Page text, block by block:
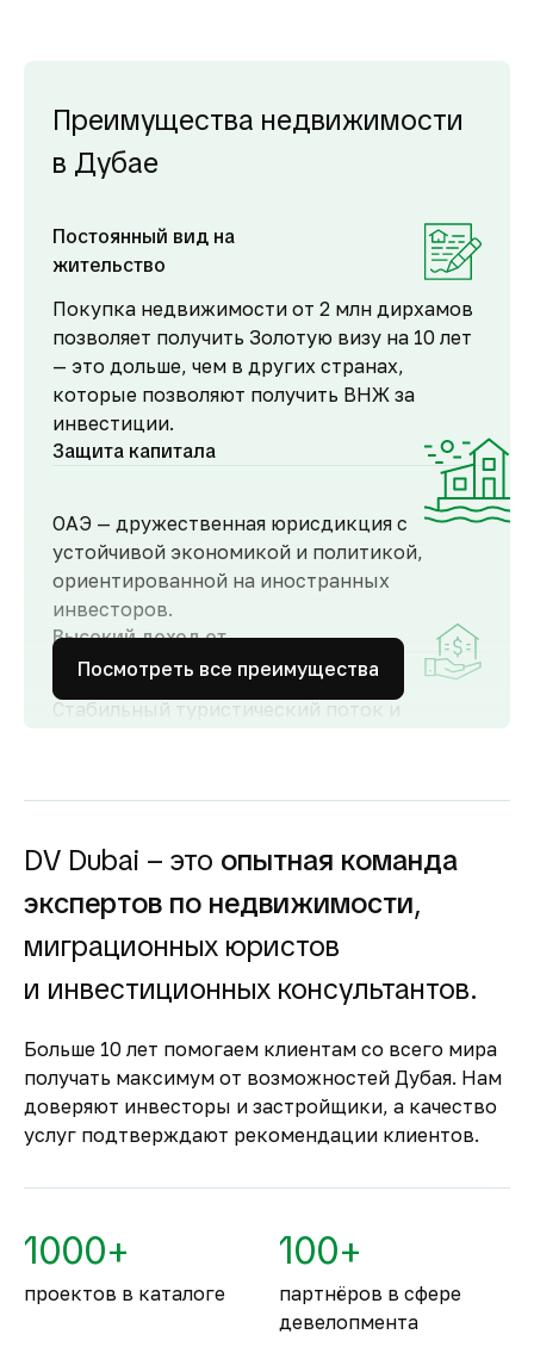
Преимущества недвижимости
в Дубае
Постоянный вид на
жительство
Покупка недвижимости от 2 млн дирхамов
позволяет получить Золотую визу на 10 лет
— это дольше, чем в других странах,
которые позволяют получить ВНЖ за
инвестиции.
Защита капитала
ОАЭ — дружественная юрисдикция с
устойчивой экономикой и политикой,
ориентированной на иностранных
инвесторов.
Высокий доход от
аренды
Стабильный туристический поток и
доходность для инвесторов как от
аренды.
строящуюся
недвижимость
Оплата за объект поступает на эскроу-счёт.
Застройщик сможет получить с него деньги
только после ввода объекта в
Комфортное и
безопасное место для
жизни
По уровню безопасности жизни
занимают второе место в мире.
Посмотреть все преимущества
DV Dubai – это опытная команда
экспертов по недвижимости,
миграционных юристов
и инвестиционных консультантов.
Больше 10 лет помогаем клиентам со всего мира
получать максимум от возможностей Дубая. Нам
доверяют инвесторы и застройщики, а качество
услуг подтверждают рекомендации клиентов.
1000+
проектов в каталоге
100+
партнёров в сфере
девелопмента